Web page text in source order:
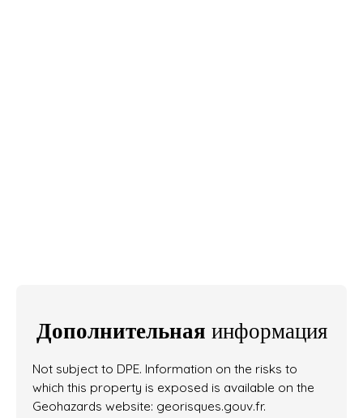
Дополнительная информация
Not subject to DPE. Information on the risks to
which this property is exposed is available on the
Geohazards website: georisques.gouv.fr.